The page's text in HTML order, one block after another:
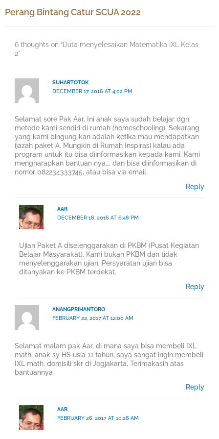
Perang Bintang Catur SCUA 2022
6 thoughts on “Duta menyelesaikan Matematika IXL Kelas
2”
SUHARTOTOK
DECEMBER 17, 2016 AT 4:02 PM
Selamat sore Pak Aar. Ini anak saya sudah belajar dgn
metode kami sendiri di rumah (homeschooling). Sekarang
yang kami bingung kan adalah ketika mau mendapatkan
ijazah paket A. Mungkin di Rumah Inspirasi kalau ada
program untuk itu bisa diinformasikan kepada kami. Kami
mengharapkan bantuan nya…. dan bisa diinformasikan di
nomor 082234333745, atau bisa via email.
Reply
AAR
DECEMBER 18, 2016 AT 6:48 PM
Ujian Paket A diselenggarakan di PKBM (Pusat Kegiatan
Belajar Masyarakat). Kami bukan PKBM dan tidak
menyelenggarakan ujian. Persyaratan ujian bisa
ditanyakan ke PKBM terdekat.
Reply
ANANGPRIHANTORO
FEBRUARY 22, 2017 AT 12:00 AM
Selamat malam pak Aar, di mana saya bisa membeli IXL
math, anak sy HS usia 11 tahun, saya sangat ingin membeli
IXL math, domisili skr di Jogjakarta, Terimakasih atas
bantuannya
Reply
AAR
FEBRUARY 26, 2017 AT 10:28 AM